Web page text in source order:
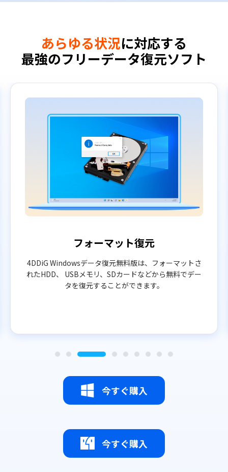
あらゆる状況に対応する
最強のフリーデータ復元ソフト
フォーマット復元
4DDiG Windowsデータ復元無料版は、フォーマットさ
れたHDD、 USBメモリ、SDカードなどから無料でデー
タを復元することができます。
今すぐ購入
今すぐ購入